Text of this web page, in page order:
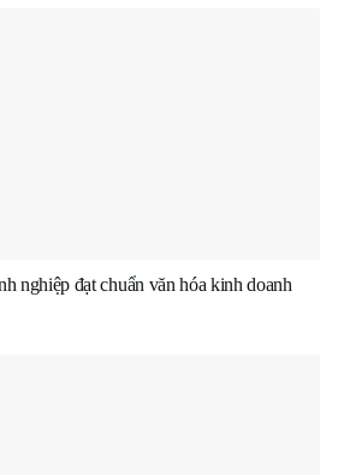
nghiệp đạt chuẩn văn hóa kinh doanh